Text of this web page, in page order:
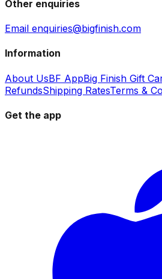
Other enquiries
Email enquiries@bigfinish.com
Information
About UsBF AppBig Finish Gift
RefundsShipping RatesTerms &
Get the app